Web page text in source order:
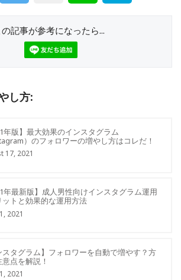
の記事が参考になったら...
し方:
年版】最大効果のインスタグラム
）のフォロワーの増やし方はコレだ！
17, 2021
年最新版】成人男性向けインスタグラム運用
ットと効果的な運用方法
2021
スタグラム】フォロワーを自動で増やす？方
点を解説！
2021